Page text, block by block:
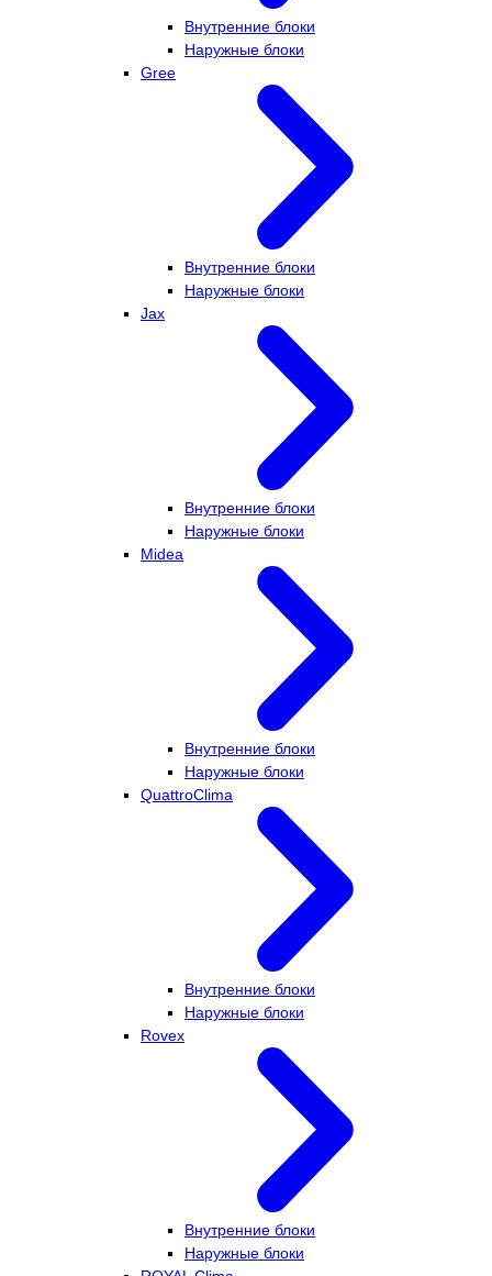
Внутренние блоки
Наружные блоки
Gree
Внутренние блоки
Наружные блоки
Jax
Внутренние блоки
Наружные блоки
Midea
Внутренние блоки
Наружные блоки
QuattroClima
Внутренние блоки
Наружные блоки
Rovex
Внутренние блоки
Наружные блоки